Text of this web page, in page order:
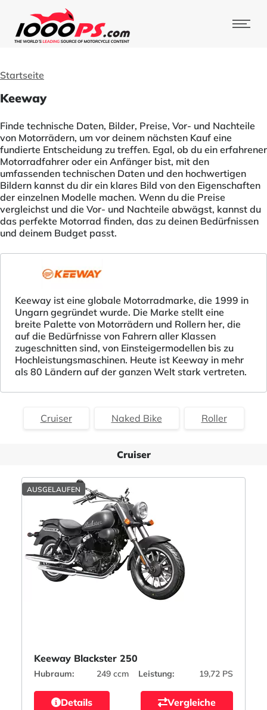
Startseite
Keeway
Finde technische Daten, Bilder, Preise, Vor- und Nachteile
von Motorrädern, um vor deinem nächsten Kauf eine
fundierte Entscheidung zu treffen. Egal, ob du ein erfahrener
Motorradfahrer oder ein Anfänger bist, mit den
umfassenden technischen Daten und den hochwertigen
Bildern kannst du dir ein klares Bild von den Eigenschaften
der einzelnen Modelle machen. Wenn du die Preise
vergleichst und die Vor- und Nachteile abwägst, kannst du
das perfekte Motorrad finden, das zu deinen Bedürfnissen
und deinem Budget passt.
Keeway ist eine globale Motorradmarke, die 1999 in
Ungarn gegründet wurde. Die Marke stellt eine
breite Palette von Motorrädern und Rollern her, die
auf die Bedürfnisse von Fahrern aller Klassen
zugeschnitten sind, von Einsteigermodellen bis zu
Hochleistungsmaschinen. Heute ist Keeway in mehr
als 80 Ländern auf der ganzen Welt stark vertreten.
Cruiser Naked Bike Roller
Cruiser
AUSGELAUFEN
Keeway Blackster 250
Hubraum: 249 ccm Leistung: 19,72 PS
Details Vergleiche